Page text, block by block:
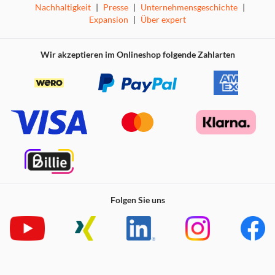
Performance und Speicheroptionen
Fertigungsprozess, liefert das Redmi Note 15 blitzschnelle
Varianten mit 6GB + 128GB oder 8GB + 256GB (LPDDR4X
+ UFS 2.2) erhältlich.
Prozessor und Effizienz
Performance, ideal für lange Nutzungsdauern ohne
Überhitzung.
108MP Hauptkamera (f/1.7, 1/1.67" Sensor) mit 3-fach
Zoom auf optischem Niveau fängt atemberaubende
Nachhaltigkeit | Presse | Unternehmensgeschichte |
Expansion | Über expert
Wir akzeptieren im Onlineshop folgende Zahlarten
Folgen Sie uns